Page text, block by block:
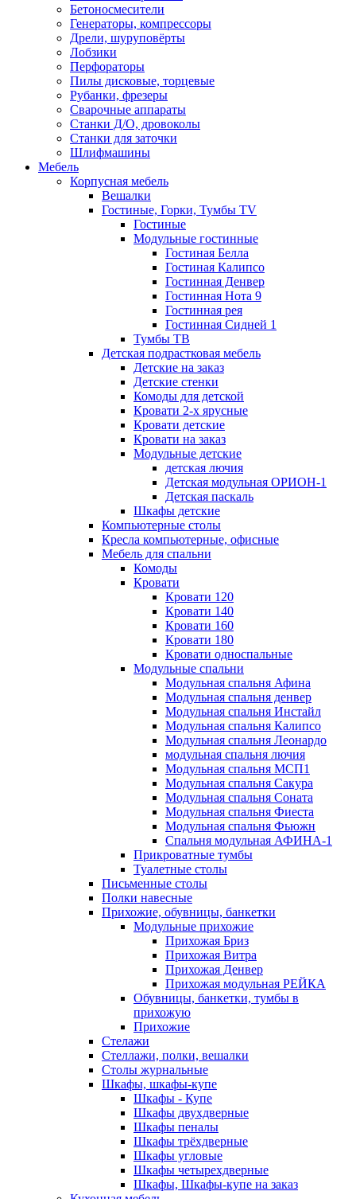
Бетоносмесители
Генераторы, компрессоры
Дрели, шуруповёрты
Лобзики
Перфораторы
Пилы дисковые, торцевые
Рубанки, фрезеры
Сварочные аппараты
Станки Д/О, дровоколы
Станки для заточки
Шлифмашины
Мебель
Корпусная мебель
Вешалки
Гостиные, Горки, Тумбы TV
Гостиные
Модульные гостинные
Гостиная Белла
Гостиная Калипсо
Гостинная Денвер
Гостинная Нота 9
Гостинная рея
Гостинная Сидней 1
Тумбы ТВ
Детская подрастковая мебель
Детские на заказ
Детские стенки
Комоды для детской
Кровати 2-х ярусные
Кровати детские
Кровати на заказ
Модульные детские
детская лючия
Детская модульная ОРИОН-1
Детская паскаль
Шкафы детские
Компьютерные столы
Кресла компьютерные, офисные
Мебель для спальни
Комоды
Кровати
Кровати 120
Кровати 140
Кровати 160
Кровати 180
Кровати односпальные
Модульные спальни
Модульная спальня Афина
Модульная спальня денвер
Модульная спальня Инстайл
Модульная спальня Калипсо
Модульная спальня Леонардо
модульная спальня лючия
Модульная спальня МСП1
Модульная спальня Сакура
Модульная спальня Соната
Модульная спальня Фиеста
Модульная спальня Фьюжн
Спальня модульная АФИНА-1
Прикроватные тумбы
Туалетные столы
Письменные столы
Полки навесные
Прихожие, обувницы, банкетки
Модульные прихожие
Прихожая Бриз
Прихожая Витра
Прихожая Денвер
Прихожая модульная РЕЙКА
Обувницы, банкетки, тумбы в
прихожую
Прихожие
Стелажи
Стеллажи, полки, вешалки
Столы журнальные
Шкафы, шкафы-купе
Шкафы - Купе
Шкафы двухдверные
Шкафы пеналы
Шкафы трёхдверные
Шкафы угловые
Шкафы четырехдверные
Шкафы, Шкафы-купе на заказ